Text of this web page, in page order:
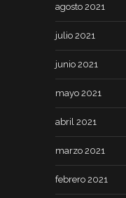
agosto 2021
julio 2021
junio 2021
mayo 2021
abril 2021
marzo 2021
febrero 2021